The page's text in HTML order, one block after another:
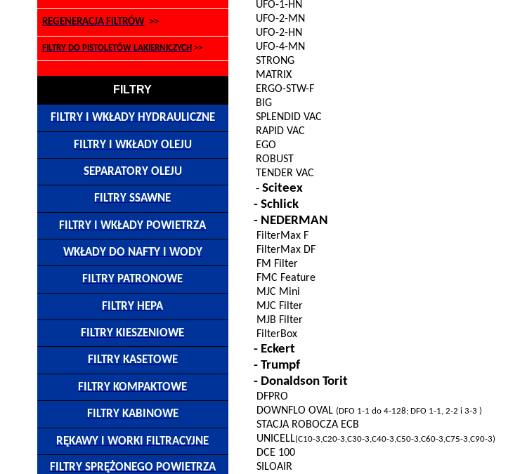
UFO-1-HN
UFO-2-MN
UFO-2-HN
UFO-4-MN
STRONG
MATRIX
ERGO-STW-F
BIG
SPLENDID VAC
RAPID VAC
EGO
ROBUST
TENDER VAC
- Sciteex
-Schlick
- NEDERMAN
FilterMax F
FilterMax DF
FM Filter
FMC Feature
MJC Mini
MJC Filter
MJB Filter
FilterBox
- Eckert
-Trumpf
- DonaldsonTorit
DFPRO
DOWNFLO OVAL (DFO 1-1 do 4-128; DFO 1-1, 2-2 i 3-3 )
STACJA ROBOCZA ECB
UNICELL(C10-3,C20-3,C30-3,C40-3,C50-3,C60-3,C75-3,C90-3)
DCE 100
SILOAIR
REGENERACJA FILTRÓW >>
FILTRY DO PISTOLETÓW LAKIERNICZYCH >>
FILTRY
FILTRY I WKŁADY HYDRAULICZNE
FILTRY I WKŁADY OLEJU
SEPARATORY OLEJU
FILTRY SSAWNE
FILTRY I WKŁADY POWIETRZA
WKŁADY DO NAFTY I WODY
FILTRY PATRONOWE
FILTRY HEPA
FILTRY KIESZENIOWE
FILTRY KASETOWE
FILTRY KOMPAKTOWE
FILTRY KABINOWE
RĘKAWY I WORKI FILTRACYJNE
FILTRY SPRĘŻONEGO POWIETRZA